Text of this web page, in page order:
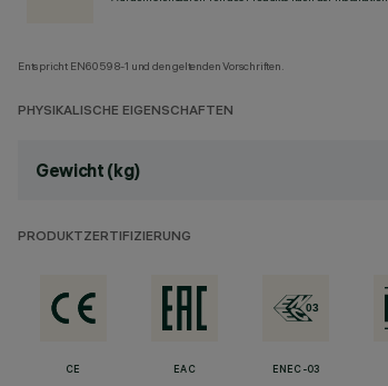
Entspricht EN60598-1 und den geltenden Vorschriften.
PHYSIKALISCHE EIGENSCHAFTEN
Gewicht (kg)
PRODUKTZERTIFIZIERUNG
CE EAC ENEC-03